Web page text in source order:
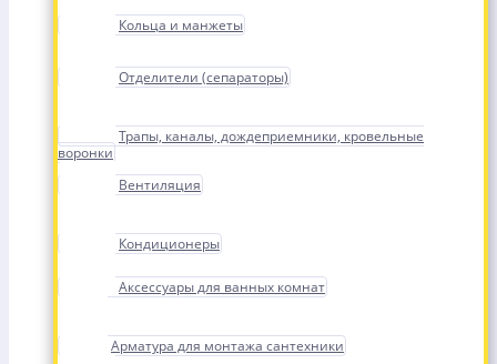
Кольца и манжеты
Отделители (сепараторы)
Трапы, каналы, дождеприемники, кровельные
воронки
Вентиляция
Кондиционеры
Аксессуары для ванных комнат
Арматура для монтажа сантехники